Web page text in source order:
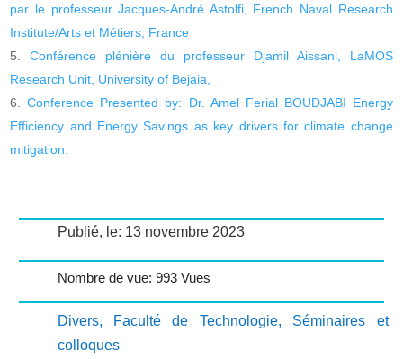
par le professeur Jacques-André Astolfi, French Naval Research
Institute/Arts et Métiers, France
Conférence plénière du professeur Djamil Aissani, LaMOS
Research Unit, University of Bejaia,
Conference Presented by: Dr. Amel Ferial BOUDJABI Energy
Efficiency and Energy Savings as key drivers for climate change
mitigation.
Publié, le: 13 novembre 2023
Nombre de vue: 993 Vues
Divers, Faculté de Technologie, Séminaires et
colloques